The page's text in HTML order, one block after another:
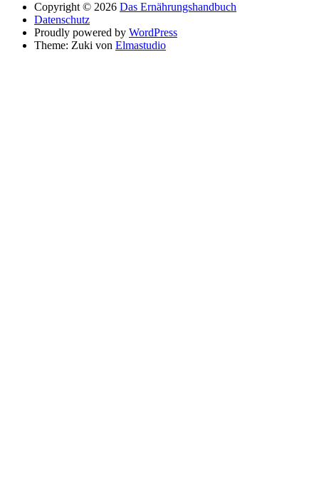
Copyright © 2026 Das Ernährungshandbuch
Datenschutz
Proudly powered by WordPress
Theme: Zuki von Elmastudio